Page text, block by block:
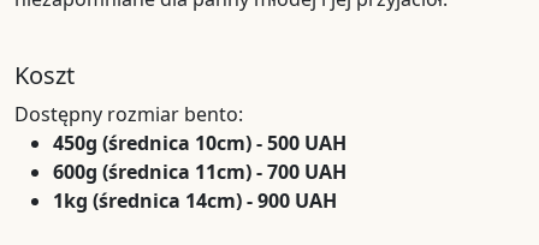
Koszt
Dostępny rozmiar bento:
450g (średnica 10cm) - 500 UAH
600g (średnica 11cm) - 700 UAH
1kg (średnica 14cm) - 900 UAH